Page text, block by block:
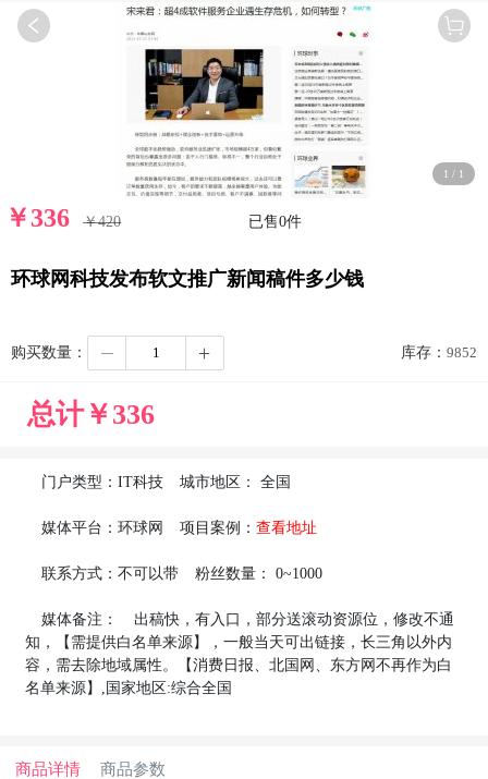
1 / 1
￥336 ￥420 已售0件
环球网科技发布软文推广新闻稿件多少钱
购买数量： 库存： 9852
总计￥336
门户类型： IT科技 城市地区： 全国
媒体平台： 环球网 项目案例： 查看地址
联系方式： 不可以带 粉丝数量： 0~1000
媒体备注：
出稿快，有入口，部分送滚动资源位，修改不通
知，【需提供白名单来源】，一般当天可出链接，长三角以外内
容，需去除地域属性。【消费日报、北国网、东方网不再作为白
名单来源】,国家地区:综合全国
商品详情 商品参数